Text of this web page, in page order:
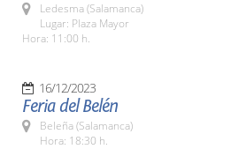
Ledesma (Salamanca)
Lugar: Plaza Mayor
Hora: 11:00 h.
16/12/2023
Feria del Belén
Beleña (Salamanca)
Hora: 18:30 h.